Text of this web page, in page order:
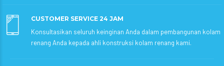
CUSTOMER SERVICE 24 JAM
Konsultasikan seluruh keinginan Anda dalam pembangunan kolam
renang Anda kepada ahli konstruksi kolam renang kami.